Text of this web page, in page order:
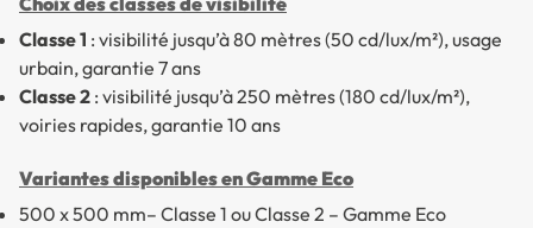
Classe 1 : visibilité jusqu’à 80 mètres (50 cd/lux/m²), usage
urbain, garantie 7 ans
Classe 2 : visibilité jusqu’à 250 mètres (180 cd/lux/m²),
voiries rapides, garantie 10 ans
Variantes disponibles en Gamme Eco
500 x 500 mm– Classe 1 ou Classe 2 – Gamme Eco